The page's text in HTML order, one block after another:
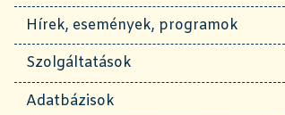
Hírek, események, programok
Szolgáltatások
Adatbázisok